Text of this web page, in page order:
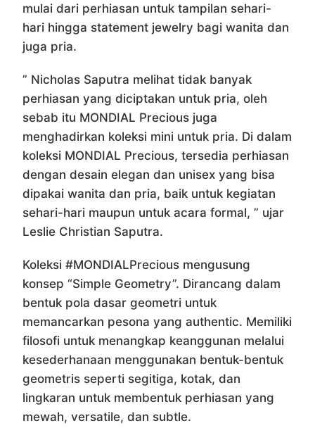
mulai dari perhiasan untuk tampilan sehari-
hari hingga statement jewelry bagi wanita dan
juga pria.
” Nicholas Saputra melihat tidak banyak
perhiasan yang diciptakan untuk pria, oleh
sebab itu MONDIAL Precious juga
menghadirkan koleksi mini untuk pria. Di dalam
koleksi MONDIAL Precious, tersedia perhiasan
dengan desain elegan dan unisex yang bisa
dipakai wanita dan pria, baik untuk kegiatan
sehari-hari maupun untuk acara formal, ” ujar
Leslie Christian Saputra.
Koleksi #MONDIALPrecious mengusung
konsep “Simple Geometry”. Dirancang dalam
bentuk pola dasar geometri untuk
memancarkan pesona yang authentic. Memiliki
filosofi untuk menangkap keanggunan melalui
kesederhanaan menggunakan bentuk-bentuk
geometris seperti segitiga, kotak, dan
lingkaran untuk membentuk perhiasan yang
mewah, versatile, dan subtle.